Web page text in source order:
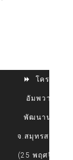
โครงการ
อัมพวา ชัย
พัฒนานุรักษ์
จ.สมุทรสงคราม
(25 พฤศจิกายน